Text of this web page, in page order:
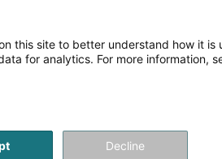
und einer individuellen
Ansatz bietet Rodrigues
this site to better understand how it is
for analytics. For more information,
Decline